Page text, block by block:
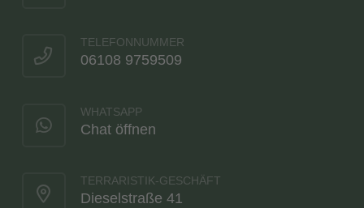
TELEFONNUMMER
06108 9759509
WHATSAPP
Chat öffnen
TERRARISTIK-GESCHÄFT
Dieselstraße 41